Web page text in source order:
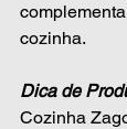
cozinha.
Dica de
Cozinha